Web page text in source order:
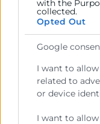
with the
collected.
Opted Out
Google
I want to
related to
or device
I want to
LUGAR
46002 Valencia)